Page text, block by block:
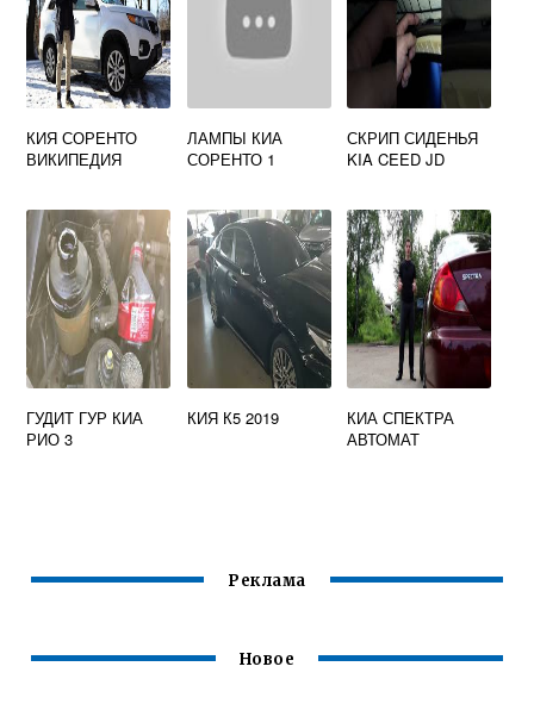
КИЯ СОРЕНТО
ВИКИПЕДИЯ
ЛАМПЫ КИА
СОРЕНТО 1
СКРИП СИДЕНЬЯ
KIA CEED JD
ГУДИТ ГУР КИА
РИО 3
КИЯ К5 2019
КИА СПЕКТРА
АВТОМАТ
Реклама
Новое